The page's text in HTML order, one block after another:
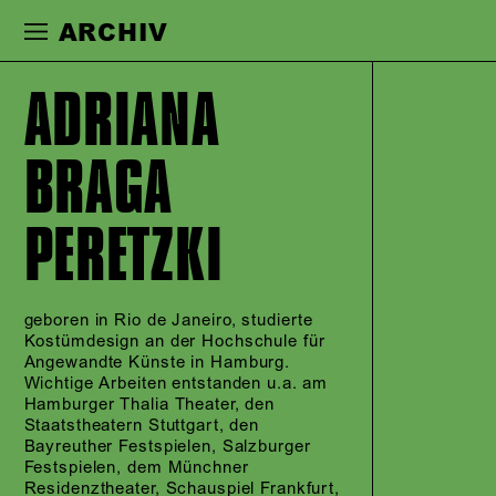
Zur Hauptnavigation springen
ARCHIV
ADRIANA
BRAGA
PERETZKI
geboren in Rio de Janeiro, studierte
Kostümdesign an der Hochschule für
Angewandte Künste in Hamburg.
Wichtige Arbeiten entstanden u.a. am
Hamburger Thalia Theater, den
Staatstheatern Stuttgart, den
Bayreuther Festspielen, Salzburger
Festspielen, dem Münchner
Residenztheater, Schauspiel Frankfurt,